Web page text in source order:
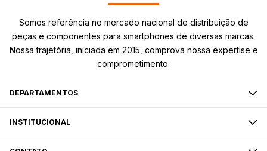
Somos referência no mercado nacional de distribuição de
peças e componentes para smartphones de diversas marcas.
Nossa trajetória, iniciada em 2015, comprova nossa expertise e
comprometimento.
DEPARTAMENTOS
INSTITUCIONAL